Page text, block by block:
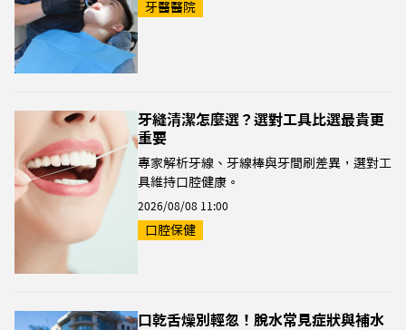
牙醫醫院
牙縫清潔怎麼選？選對工具比選最貴更
重要
專家解析牙線、牙線棒與牙間刷差異，選對工
具維持口腔健康。
2026/08/08 11:00
口腔保健
口乾舌燥別輕忽！脫水常見症狀與補水